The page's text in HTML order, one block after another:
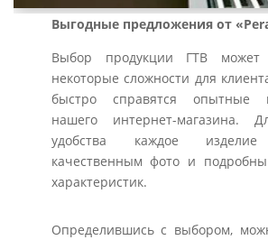
Выгодные предложения от
Выбор продукции ГТВ может
некоторые сложности для
быстро справятся опытные
нашего интернет-магазина.
удобства каждое изделие
качественным фото и
характеристик.
Определившись с выбором,